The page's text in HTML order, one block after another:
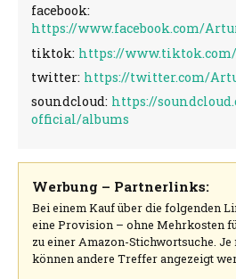
facebook:
https://www.facebook.com/
tiktok: https://
twitter: https://twitter.com/
soundcloud: https://
official/albums
Werbung – Partnerlinks:
Bei einem Kauf über die folgenden
eine Provision – ohne Mehrkosten
zu einer Amazon-Stichwortsuche.
können andere Treffer angezeigt